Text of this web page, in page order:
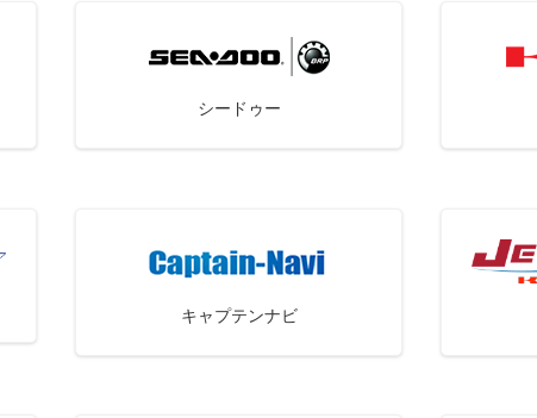
シードゥー
キャプテンナビ